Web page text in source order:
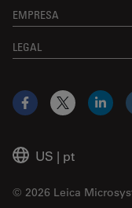
EMPRESA
LEGAL
US | pt
© 2026 Leica
Facebook
X